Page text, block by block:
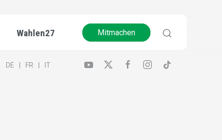
Wahlen27 Mitmachen
DE FR IT